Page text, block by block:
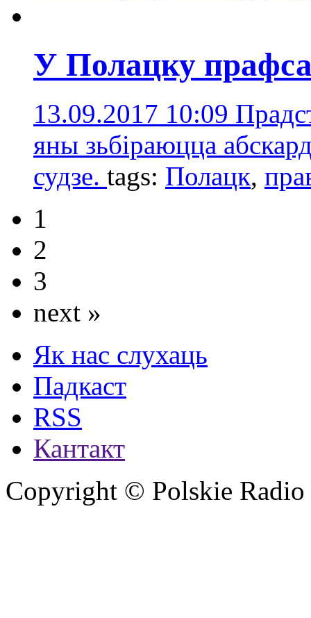
У Полацку
13.09.2017 10:09
яны зьбіраюцца
судзе. tags: Полацк,
1
2
3
next »
Як нас слухаць
Падкаст
RSS
Кантакт
Copyright © Polskie